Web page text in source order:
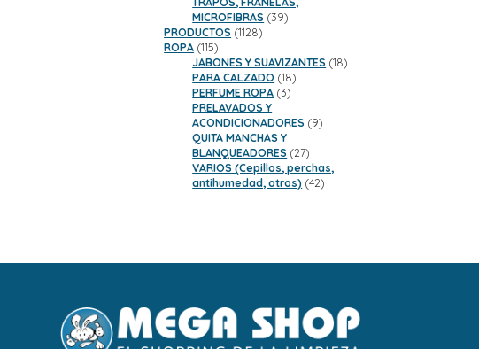
MICROFIBRAS 3939
PRODUCTOS 11281128
ROPA 115115
productos
JABONES Y SUAVIZANTES 1818
PARA CALZADO 1818
PERFUME ROPA 33
PRELAVADOS Y
ACONDICIONADORES 99
QUITA MANCHAS Y
BLANQUEADORES 2727
productos
VARIOS (Cepillos, perchas,
antihumedad, otros) 4242